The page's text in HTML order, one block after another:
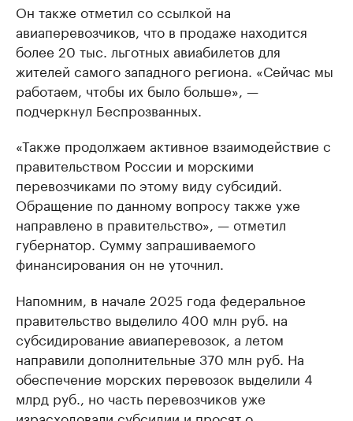
Он также отметил со ссылкой на
авиаперевозчиков, что в продаже находится
более 20 тыс. льготных авиабилетов для
жителей самого западного региона. «Сейчас мы
работаем, чтобы их было больше», —
подчеркнул Беспрозванных.
«Также продолжаем активное взаимодействие с
правительством России и морскими
перевозчиками по этому виду субсидий.
Обращение по данному вопросу также уже
направлено в правительство», — отметил
губернатор. Сумму запрашиваемого
финансирования он не уточнил.
Напомним, в начале 2025 года федеральное
правительство выделило 400 млн руб. на
субсидирование авиаперевозок, а летом
направили дополнительные 370 млн руб. На
обеспечение морских перевозок выделили 4
млрд руб., но часть перевозчиков уже